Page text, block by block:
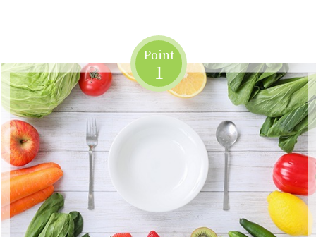
生活習慣病によるホルモンの乱れと諸症状
お問い合わせ
求人情報
ニュース
ブログ
Point
1